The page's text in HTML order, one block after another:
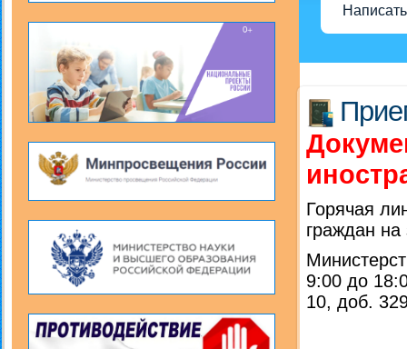
Горячая
граждан на
9:00 до
10, доб.